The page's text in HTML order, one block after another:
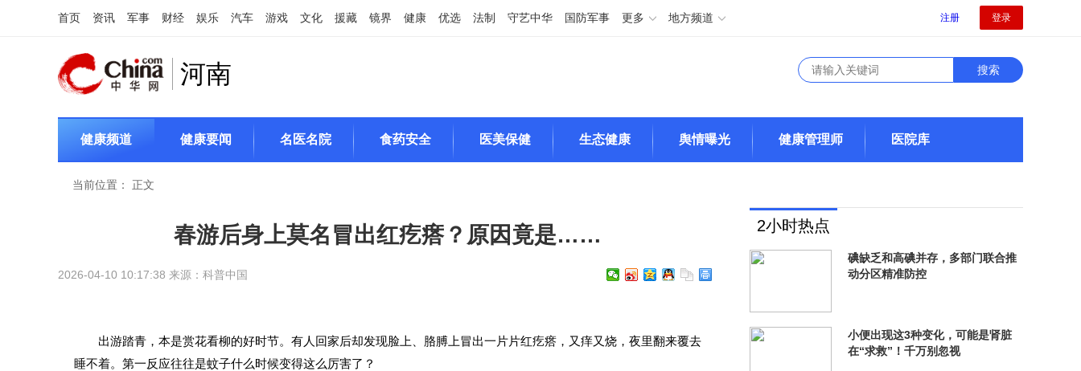
首页 资讯 军事 财经 娱乐 汽车 游戏 文化 援藏 镜界 健康 优选 法制 守艺中华 国防军事 更多 地方频道 注册 登录
河南
健康频道 健康要闻 名医名院 食药安全 医美保健 生态健康 舆情曝光 健康管理师 医院库
当前位置： 正文
春游后身上莫名冒出红疙瘩？原因竟是……
2026-04-10 10:17:38 来源： 科普中国
出游踏青，本是赏花看柳的好时节。有人回家后却发现脸上、胳膊上冒出一片片红疙瘩，又痒又烧，夜里翻来覆去
睡不着。第一反应往往是蚊子什么时候变得这么厉害了？
2小时热点
碘缺乏和高碘并存，多部门联合推
动分区精准防控
小便出现这3种变化，可能是肾脏
在“求救”！千万别忽视